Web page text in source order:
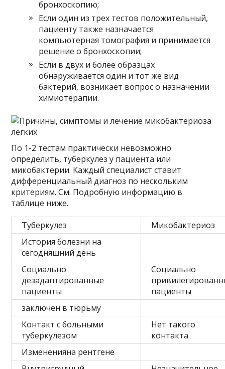
бронхоскопию;
Если один из трех тестов положительный,
пациенту также назначается
компьютерная томография и принимается
решение о бронхоскопии;
Если в двух и более образцах
обнаруживается один и тот же вид
бактерий, возникает вопрос о назначении
химиотерапии.
По 1-2 тестам практически невозможно
определить, туберкулез у пациента или
микобактерии. Каждый специалист ставит
дифференциальный диагноз по нескольким
критериям. См. Подробную информацию в
таблице ниже.
Туберкулез
Микобактериоз
История болезни на
сегодняшний день
Социально
дезадаптированные
пациенты
Социально
пациенты
заключен в тюрьму
Контакт с больными
туберкулезом
Нет такого
контакта
Измененияна рентгене